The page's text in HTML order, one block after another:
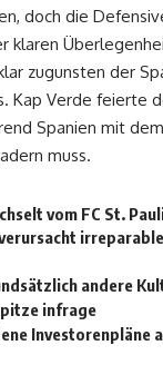
doch die
klaren
zugunsten der
Kap Verde feierte
Spanien mit
muss.
vom FC St.
andere
infrage
Investorenpläne